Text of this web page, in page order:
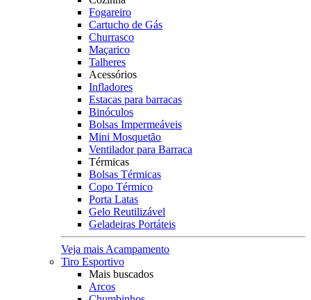
Fogareiro
Cartucho de Gás
Churrasco
Maçarico
Talheres
Acessórios
Infladores
Estacas para barracas
Binóculos
Bolsas Impermeáveis
Mini Mosquetão
Ventilador para Barraca
Térmicas
Bolsas Térmicas
Copo Térmico
Porta Latas
Gelo Reutilizável
Geladeiras Portáteis
Veja mais Acampamento
Tiro Esportivo
Mais buscados
Arcos